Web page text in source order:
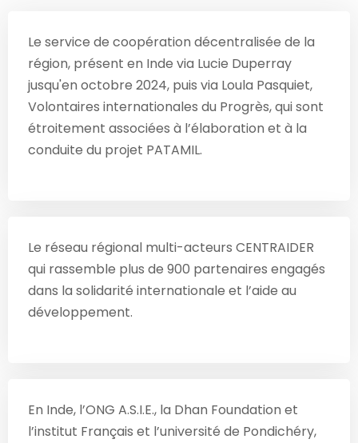
Le service de coopération décentralisée de la
région, présent en Inde via Lucie Duperray
jusqu'en octobre 2024, puis via Loula Pasquiet,
Volontaires internationales du Progrès, qui sont
étroitement associées à l’élaboration et à la
conduite du projet PATAMIL.
Le réseau régional multi-acteurs CENTRAIDER
qui rassemble plus de 900 partenaires engagés
dans la solidarité internationale et l’aide au
développement.
En Inde, l’ONG A.S.I.E., la Dhan Foundation et
l’institut Français et l’université de Pondichéry,